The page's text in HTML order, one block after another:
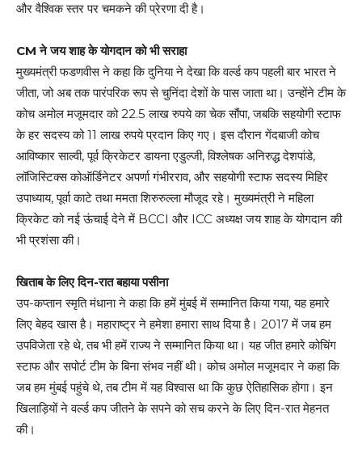
और वैश्विक स्तर पर चमकने की प्रेरणा दी है।
CM ने जय शाह के योगदान को भी सराहा
मुख्यमंत्री फडणवीस ने कहा कि दुनिया ने देखा कि वर्ल्ड कप पहली बार भारत ने
जीता, जो अब तक पारंपरिक रूप से चुनिंदा देशों के पास जाता था। उन्होंने टीम के
कोच अमोल मजूमदार को 22.5 लाख रुपये का चेक सौंपा, जबकि सहयोगी स्टाफ
के हर सदस्य को 11 लाख रुपये प्रदान किए गए। इस दौरान गेंदबाजी कोच
आविष्कार साल्वी, पूर्व क्रिकेटर डायना एडुल्जी, विश्लेषक अनिरुद्ध देशपांडे,
लॉजिस्टिक्स कोऑर्डिनेटर अपर्णा गंभीरराव, और सहयोगी स्टाफ सदस्य मिहिर
उपाध्याय, पूर्वा काटे तथा ममता शिरुरुल्ला मौजूद रहे। मुख्यमंत्री ने महिला
क्रिकेट को नई ऊंचाई देने में BCCI और ICC अध्यक्ष जय शाह के योगदान की
भी प्रशंसा की।
खिताब के लिए दिन-रात बहाया पसीना
उप-कप्तान स्मृति मंधाना ने कहा कि हमें मुंबई में सम्मानित किया गया, यह हमारे
लिए बेहद खास है। महाराष्ट्र ने हमेशा हमारा साथ दिया है। 2017 में जब हम
उपविजेता रहे थे, तब भी हमें राज्य ने सम्मानित किया था। यह जीत हमारे कोचिंग
स्टाफ और सपोर्ट टीम के बिना संभव नहीं थी। कोच अमोल मजूमदार ने कहा कि
जब हम मुंबई पहुंचे थे, तब टीम में यह विश्वास था कि कुछ ऐतिहासिक होगा। इन
खिलाड़ियों ने वर्ल्ड कप जीतने के सपने को सच करने के लिए दिन-रात मेहनत
की।